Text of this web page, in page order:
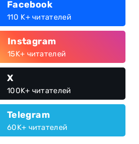
Facebook
110 K+ читателей
Instagram
15K+ читателей
X
100K+ читателей
Telegram
60K+ читателей